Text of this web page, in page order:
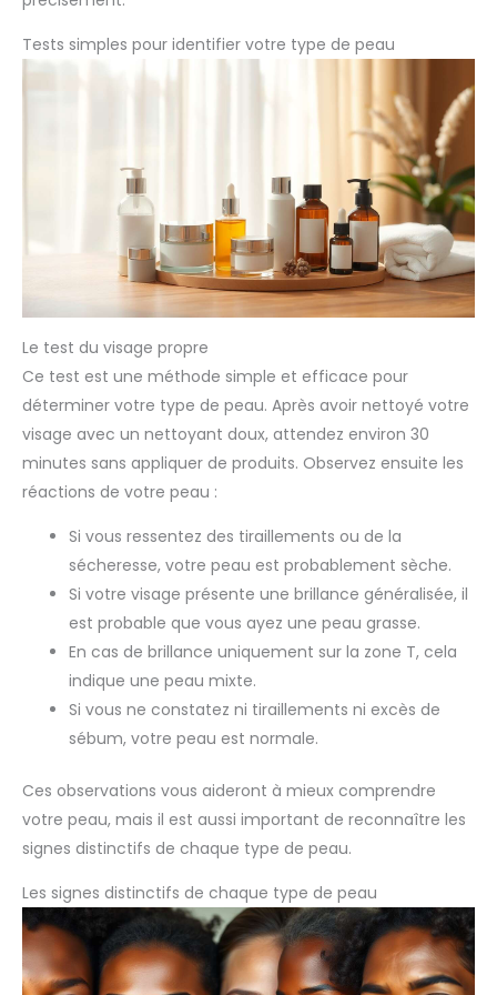
Tests simples pour identifier votre type de peau
Le test du visage propre
Ce test est une méthode simple et efficace pour
déterminer votre type de peau. Après avoir nettoyé votre
visage avec un nettoyant doux, attendez environ 30
minutes sans appliquer de produits. Observez ensuite les
réactions de votre peau :
Si vous ressentez des tiraillements ou de la
sécheresse, votre peau est probablement sèche.
Si votre visage présente une brillance généralisée, il
est probable que vous ayez une peau grasse.
En cas de brillance uniquement sur la zone T, cela
indique une peau mixte.
Si vous ne constatez ni tiraillements ni excès de
sébum, votre peau est normale.
Ces observations vous aideront à mieux comprendre
votre peau, mais il est aussi important de reconnaître les
signes distinctifs de chaque type de peau.
Les signes distinctifs de chaque type de peau